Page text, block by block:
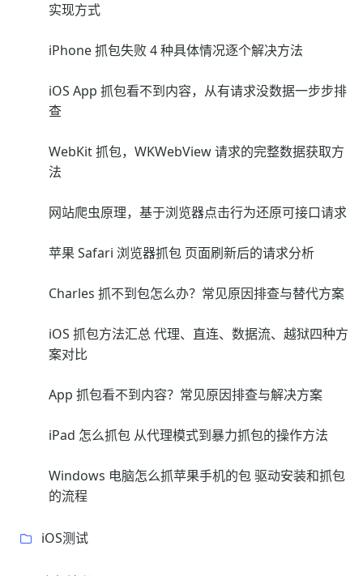
实现方式
iPhone 抓包失败 4 种具体情况逐个解决方法
iOS App 抓包看不到内容，从有请求没数据一步步排
查
WebKit 抓包，WKWebView 请求的完整数据获取方
法
网站爬虫原理，基于浏览器点击行为还原可接口请求
苹果 Safari 浏览器抓包 页面刷新后的请求分析
Charles 抓不到包怎么办？常见原因排查与替代方案
iOS 抓包方法汇总 代理、直连、数据流、越狱四种方
案对比
App 抓包看不到内容？常见原因排查与解决方案
iPad 怎么抓包 从代理模式到暴力抓包的操作方法
Windows 电脑怎么抓苹果手机的包 驱动安装和抓包
的流程
iOS测试